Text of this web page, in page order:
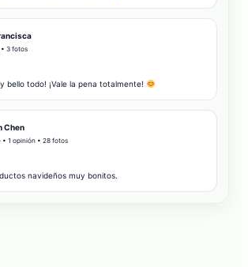
3 fotos
bello todo! ¡Vale la pena totalmente!
Chen
• 1 opinión • 28 fotos
navideños muy bonitos.